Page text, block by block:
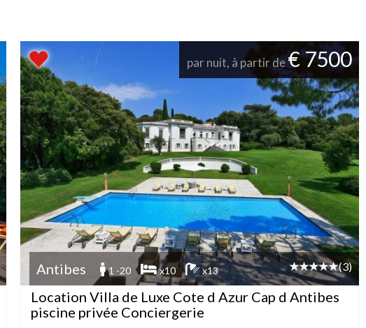
par nuit, à partir de€ 7500
Antibes 1 -20 x10 x13 (3)
Location Villa de Luxe Cote d Azur Cap d Antibes
piscine privée Conciergerie